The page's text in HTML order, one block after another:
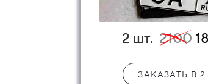
2 шт. 2100
ЗАКАЗАТЬ В